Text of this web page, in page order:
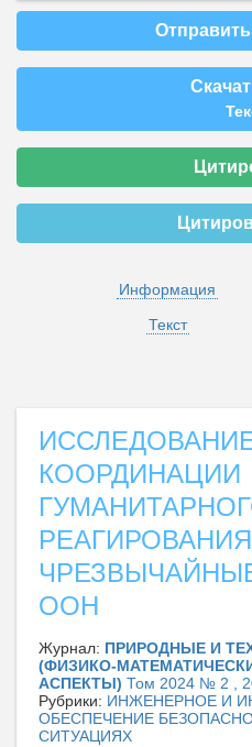
Информация
Текст
КООРДИНАЦИИ
ООН
Журнал: ПРИРОДНЫЕ И
(ФИЗИКО-
АСПЕКТЫ) Том 2024 № 2 ,
Рубрики: ИНЖЕНЕРНОЕ И
ОБЕСПЕЧЕНИЕ
СИТУАЦИЯХ